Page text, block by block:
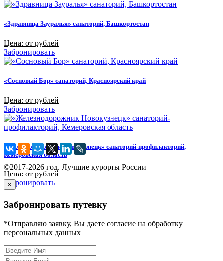
«Здравница Зауралья» санаторий, Башкортостан
Цена: от рублей
Забронировать
«Сосновый Бор» санаторий, Красноярский край
Цена: от рублей
Забронировать
«Железнодорожник Новокузнецк» санаторий-профилакторий,
Кемеровская область
Цена: от рублей
Забронировать
©2017-2026 год. Лучшие курорты России
×
Забронировать путевку
*Отправляю заявку, Вы даете согласие на обработку
персональных данных